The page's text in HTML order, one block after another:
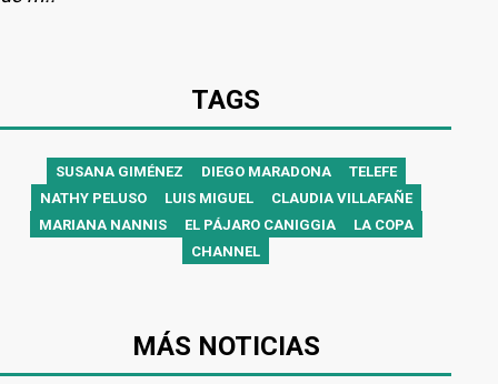
TAGS
SUSANA GIMÉNEZ DIEGO MARADONA
TELEFE
NATHY PELUSO
LUIS MIGUEL
CLAUDIA VILLAFAÑE
MARIANA NANNIS
EL PÁJARO CANIGGIA
LA COPA
CHANNEL
MÁS NOTICIAS